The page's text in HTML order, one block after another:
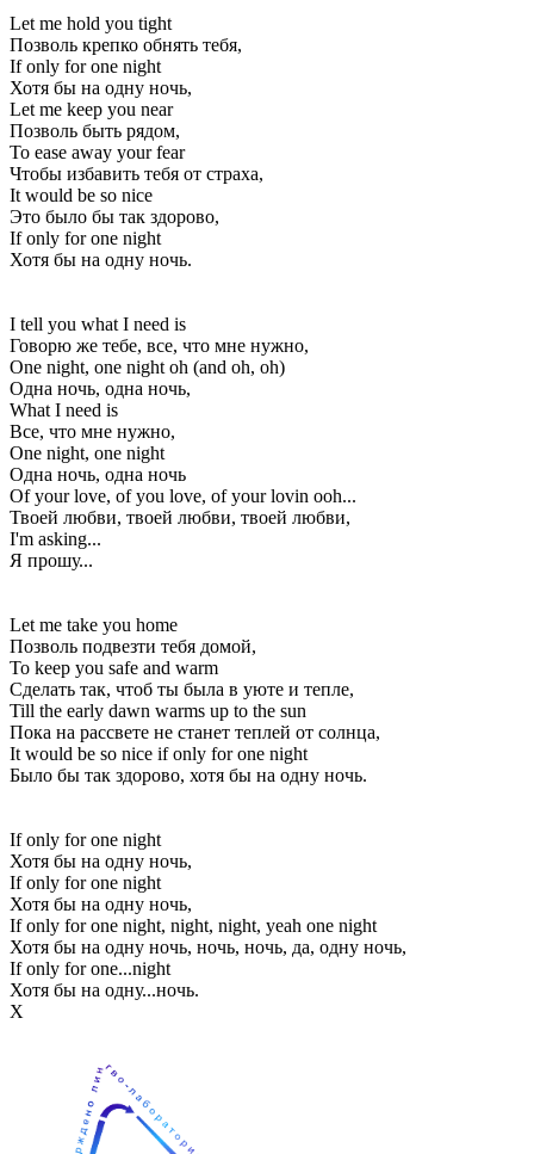
Let me hold you tight
Позволь крепко обнять тебя,
If only for one night
Хотя бы на одну ночь,
Let me keep you near
Позволь быть рядом,
To ease away your fear
Чтобы избавить тебя от страха,
It would be so nice
Это было бы так здорово,
If only for one night
Хотя бы на одну ночь.
I tell you what I need is
Говорю же тебе, все, что мне нужно,
One night, one night oh (and oh, oh)
Одна ночь, одна ночь,
What I need is
Все, что мне нужно,
One night, one night
Одна ночь, одна ночь
Of your love, of you love, of your lovin ooh...
Твоей любви, твоей любви, твоей любви,
I'm asking...
Я прошу...
Let me take you home
Позволь подвезти тебя домой,
To keep you safe and warm
Сделать так, чтоб ты была в уюте и тепле,
Till the early dawn warms up to the sun
Пока на рассвете не станет теплей от солнца,
It would be so nice if only for one night
Было бы так здорово, хотя бы на одну ночь.
If only for one night
Хотя бы на одну ночь,
If only for one night
Хотя бы на одну ночь,
If only for one night, night, night, yeah one night
Хотя бы на одну ночь, ночь, ночь, да, одну ночь,
If only for one...night
Хотя бы на одну...ночь.
Х